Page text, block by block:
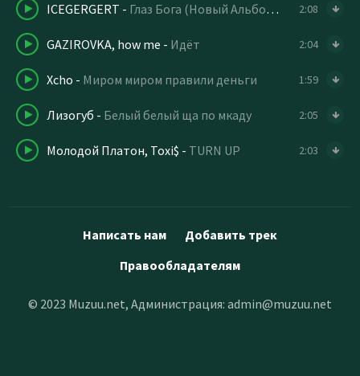
ICEGERGERT - Глаз Бога (Новый Альбом 2026) 2:08
GAZIROVKA, how me - Идёт 2:04
Xcho - Миром миром правили деньги 1:59
Лизогуб - Белый белый ща по мкаду 2:05
Молодой Платон, Toxi$ - TURN UP 2:03
Написать нам
Добавить трек
Правообладателям
© 2023 Muzuu.net, Администрация: admin@muzuu.net